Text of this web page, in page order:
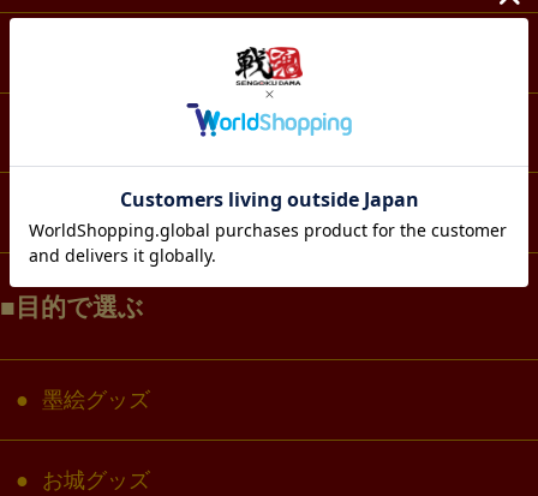
スマホ・IT・メディア
コラボ・キャラクター
目的で選ぶ
墨絵グッズ
お城グッズ